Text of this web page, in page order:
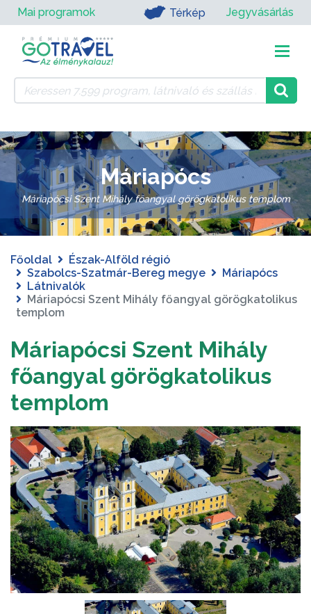
Mai programok Térkép Jegyvásárlás
Máriapócs
Máriapócsi Szent Mihály főangyal görögkatolikus templom
Főoldal
Észak-Alföld régió
Szabolcs-Szatmár-Bereg megye
Máriapócs
Látnivalók
Máriapócsi Szent Mihály főangyal görögkatolikus
templom
Máriapócsi Szent Mihály
főangyal görögkatolikus
templom